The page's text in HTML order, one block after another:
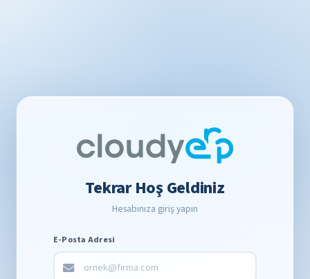
Tekrar Hoş Geldiniz
Hesabınıza giriş yapın
E-Posta Adresi